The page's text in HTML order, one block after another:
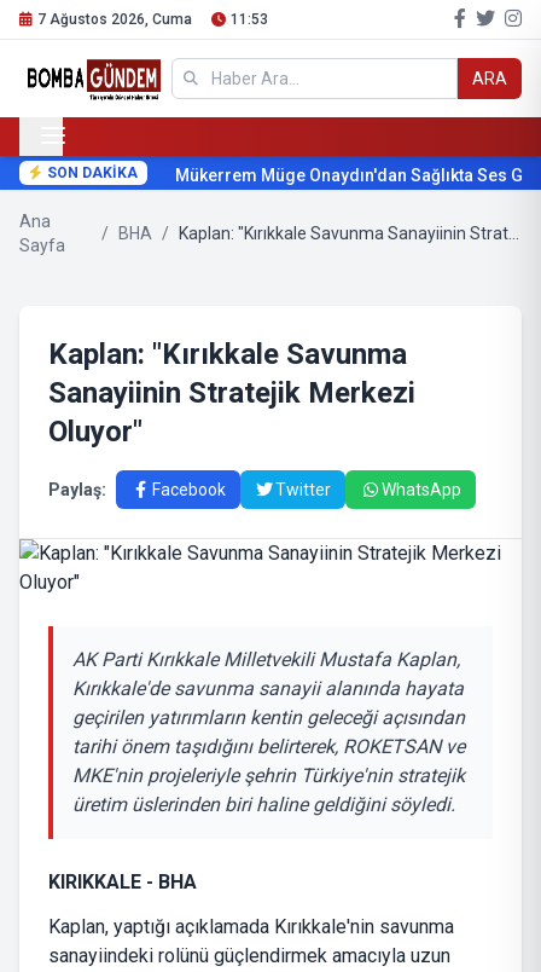
7 Ağustos 2026, Cuma 11:53
ARA
SON DAKİKA Mükerrem Müge Onaydın'dan Sağlıkta Ses
Ana
Sayfa
/ BHA / Kaplan: "Kırıkkale Savunma Sanayiinin Stratejik Merkezi Oluyor"
Kaplan: "Kırıkkale Savunma
Sanayiinin Stratejik Merkezi
Oluyor"
Paylaş: Facebook Twitter WhatsApp
AK Parti Kırıkkale Milletvekili Mustafa Kaplan,
Kırıkkale'de savunma sanayii alanında hayata
geçirilen yatırımların kentin geleceği açısından
tarihi önem taşıdığını belirterek, ROKETSAN ve
MKE'nin projeleriyle şehrin Türkiye'nin stratejik
üretim üslerinden biri haline geldiğini söyledi.
KIRIKKALE - BHA
Kaplan, yaptığı açıklamada Kırıkkale'nin savunma
sanayiindeki rolünü güçlendirmek amacıyla uzun